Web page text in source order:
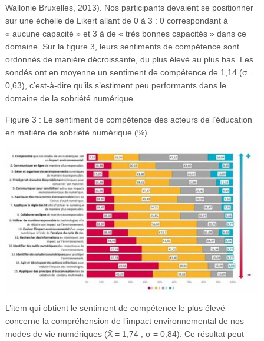
Wallonie Bruxelles, 2013). Nos participants devaient se positionner
sur une échelle de Likert allant de 0 à 3 : 0 correspondant à
« aucune capacité » et 3 à de « très bonnes capacités » dans ce
domaine. Sur la figure 3, leurs sentiments de compétence sont
ordonnés de manière décroissante, du plus élevé au plus bas. Les
sondés ont en moyenne un sentiment de compétence de 1,14 (σ =
0,63), c’est-à-dire qu’ils s’estiment peu performants dans le
domaine de la sobriété numérique.
Figure 3 : Le sentiment de compétence des acteurs de l’éducation
en matière de sobriété numérique (%)
L’item qui obtient le sentiment de compétence le plus élevé
concerne la compréhension de l’impact environnemental de nos
modes de vie numériques (X̄ = 1,74 ; σ = 0,84). Ce résultat peut